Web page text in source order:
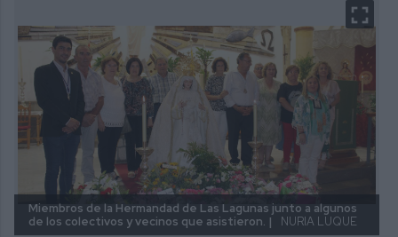
Miembros de la Hermandad de Las Lagunas junto a algunos
de los colectivos y vecinos que asistieron. |
NURIA LUQUE